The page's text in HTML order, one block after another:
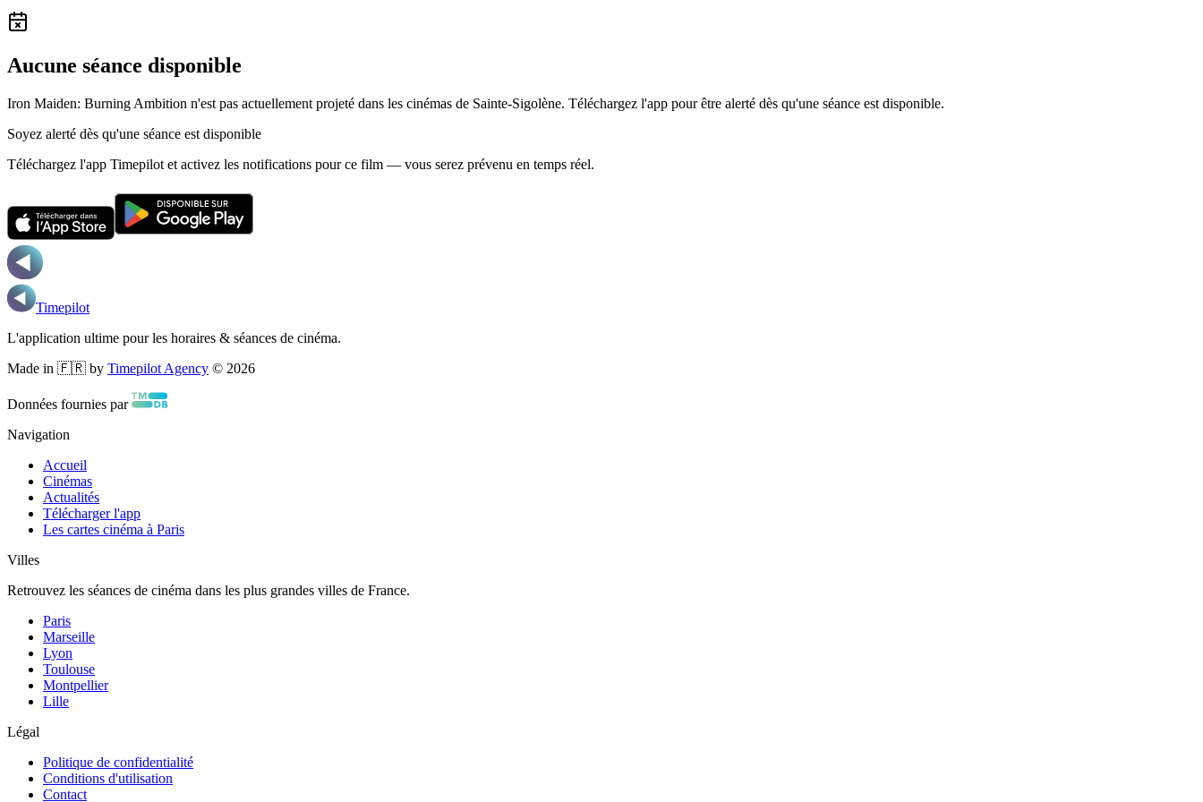
Aucune séance disponible
Iron Maiden: Burning Ambition n'est pas actuellement projeté dans les cinémas de Sainte-Sigolène. Téléchargez l'app pour être alerté dès qu'une séance est disponible.
Soyez alerté dès qu'une séance est disponible
Téléchargez l'app Timepilot et activez les notifications pour ce film — vous serez prévenu en temps réel.
Timepilot
L'application ultime pour les horaires & séances de cinéma.
Made in 🇫🇷 by Timepilot Agency © 2026
Données fournies par
Navigation
Accueil
Cinémas
Actualités
Télécharger l'app
Les cartes cinéma à Paris
Villes
Retrouvez les séances de cinéma dans les plus grandes villes de France.
Paris
Marseille
Lyon
Toulouse
Montpellier
Lille
Légal
Politique de confidentialité
Conditions d'utilisation
Contact